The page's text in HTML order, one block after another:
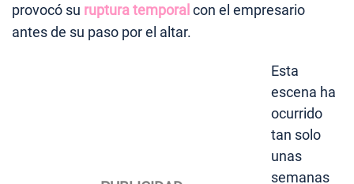
provocó su ruptura temporal con el empresario
antes de su paso por el altar.
Esta
escena ha
ocurrido
tan solo
unas
semanas